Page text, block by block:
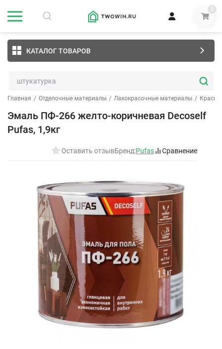
0
КАТАЛОГ ТОВАРОВ
Главная / Отделочные материалы / Лакокрасочные материалы / Краски
Эмаль ПФ-266 желто-коричневая Decoself
Pufas, 1,9кг
Оставить отзывБренд:Pufas Сравнение